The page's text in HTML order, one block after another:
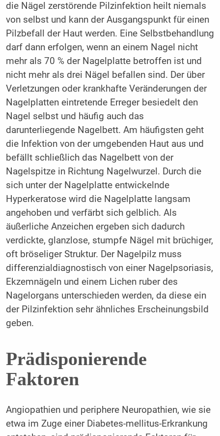
die Nägel zerstörende Pilzinfektion heilt niemals
von selbst und kann der Ausgangspunkt für einen
Pilzbefall der Haut werden. Eine Selbstbehandlung
darf dann erfolgen, wenn an einem Nagel nicht
mehr als ­70 % der Nagelplatte betroffen ist und
nicht mehr als drei Nägel befallen sind. Der über
Verletzungen oder krankhafte Veränderungen der
Nagelplatten eintretende Erreger besiedelt den
Nagel selbst und häufig auch das
darunterliegende Nagelbett. Am häufigsten geht
die Infektion von der umgebenden Haut aus und
befällt schließlich das Nagelbett von der
Nagelspitze in Richtung Nagelwurzel. Durch die
sich unter der Nagelplatte entwickelnde
Hyperkeratose wird die Nagelplatte langsam
angehoben und verfärbt sich gelblich. Als
äußerliche Anzeichen ergeben sich dadurch
verdickte, glanzlose, stumpfe Nägel mit brüchiger,
oft bröseliger Struktur. Der Nagelpilz muss
differenzialdiagnostisch von einer Nagelpsoriasis,
Ekzemnägeln und einem Lichen ruber des
Nagelorgans unterschieden werden, da diese ein
der Pilzinfektion sehr ähnliches Erscheinungsbild
geben.
Prädisponierende
Faktoren
Angiopathien und periphere Neuropathien, wie sie
etwa im Zuge einer Diabetes-mellitus-Erkrankung